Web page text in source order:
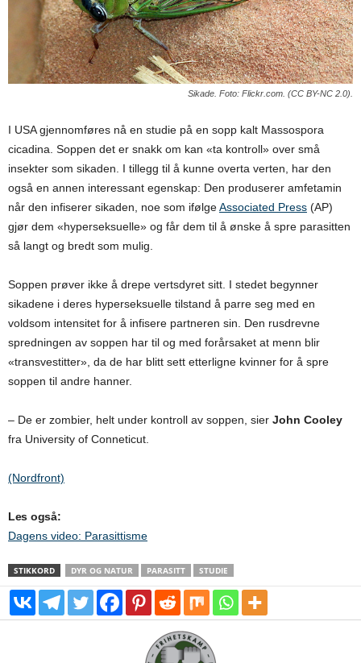
Sikade. Foto: Flickr.com. (CC BY-NC 2.0).
I USA gjennomføres nå en studie på en sopp kalt Massospora
cicadina. Soppen det er snakk om kan «ta kontroll» over små
insekter som sikaden. I tillegg til å kunne overta verten, har den
også en annen interessant egenskap: Den produserer amfetamin
når den infiserer sikaden, noe som ifølgeAssociated Press (AP)
gjør dem «hyperseksuelle» og får dem til å ønske å spre parasitten
så langt og bredt som mulig.
Soppen prøver ikke å drepe vertsdyret sitt. I stedet begynner
sikadene i deres hyperseksuelle tilstand å parre seg med en
voldsom intensitet for å infisere partneren sin. Den rusdrevne
spredningen av soppen har til og med forårsaket at menn blir
«transvestitter», da de har blitt sett etterligne kvinner for å spre
soppen til andre hanner.
– De er zombier, helt under kontroll av soppen, sier John Cooley
fra University of Conneticut.
(Nordfront)
Les også:
Dagens video: Parasittisme
STIKKORD DYR OG NATUR PARASITT STUDIE